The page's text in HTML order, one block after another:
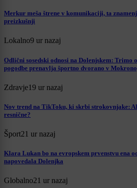
Merkur meša štrene v komunikaciji, ta
preizkušnji
Lokalno9 ur nazaj
Odlični sosedski odnosi na Dolenjskem: Trimo
pogodbe prenavlja športno dvorano v
Zdravje19 ur nazaj
Nov trend na TikToku, ki skrbi strokovnjake:
resnične?
Šport21 ur nazaj
Klara Lukan bo na evropskem prvenstvu ena
napovedala Dolenjka
Globalno21 ur nazaj